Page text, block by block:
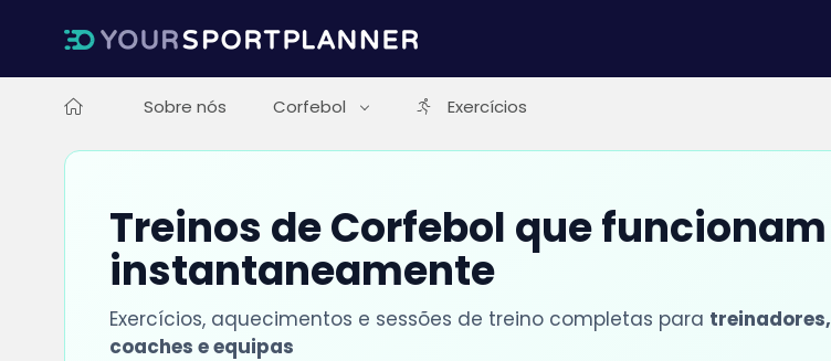
Sobre nós Corfebol Exercícios
Treinos de Corfebol que funcionam
instantaneamente
Exercícios, aquecimentos e sessões de treino completas para treinadores,
coaches e equipas